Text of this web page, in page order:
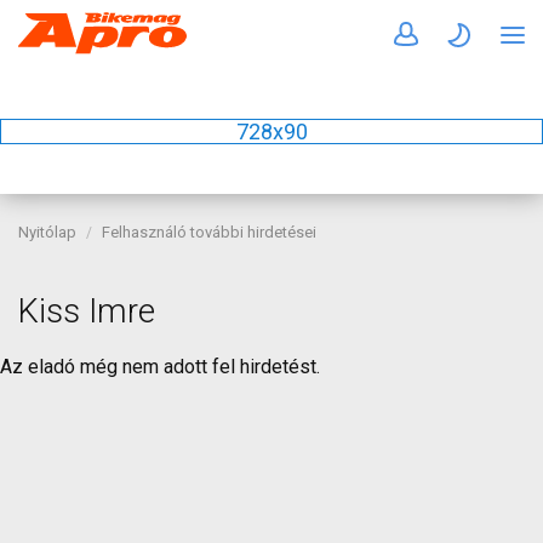
728x90
Nyitólap Felhasználó további hirdetései
Kiss Imre
Az eladó még nem adott fel hirdetést.